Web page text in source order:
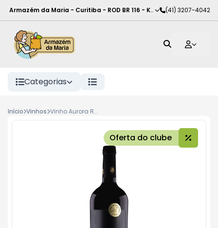
Armazém da Maria - Curitiba - ROD BR 116 - KM 102,Curitiba-PR
(41) 3207-4042
Categorias
Início Vinhos Vinho Aurora Reserva 750ml Tannat
Oferta do clube